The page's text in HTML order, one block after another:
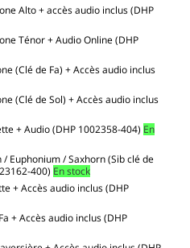
Alto + accès audio inclus (DHP
Ténor + Audio Online (DHP
(Clé de Fa) + Accès audio inclus
(Clé de Sol) + Accès audio inclus
+ Audio (DHP 1002358-404) En
Euphonium / Saxhorn (Sib clé de
400) En stock
+ Accès audio inclus (DHP
+ Accès audio inclus (DHP